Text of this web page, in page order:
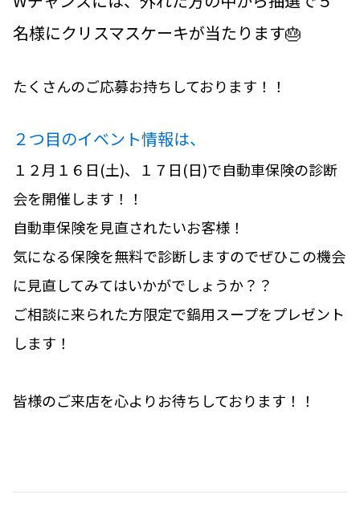
名様にクリスマスケーキが当たります🎂
たくさんのご応募お持ちしております！！
２つ目のイベント情報は、
１２月１６日(土)、１７日(日)で自動車保険の診断
会を開催します！！
自動車保険を見直されたいお客様！
気になる保険を無料で診断しますのでぜひこの機会
に見直してみてはいかがでしょうか？？
ご相談に来られた方限定で鍋用スープをプレゼント
します！
皆様のご来店を心よりお待ちしております！！